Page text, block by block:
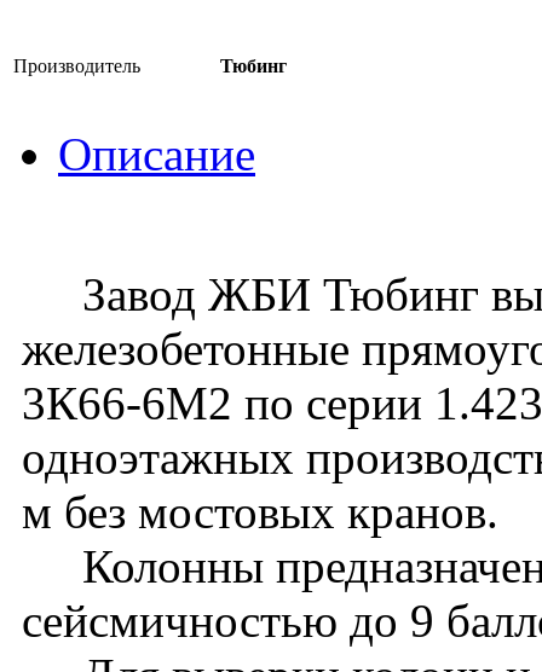
Производитель Тюбинг
Описание
Завод ЖБИ Тюбинг
железобетонные
3К66-6М2 по серии
одноэтажных
м без мостовых кранов.
Колонны
сейсмичностью до 9